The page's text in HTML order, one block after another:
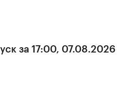
за 17:00, 07.08.2026